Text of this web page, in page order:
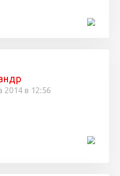
2014 в 12:56